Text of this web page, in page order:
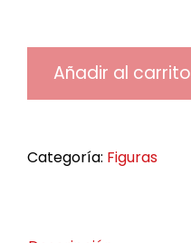
Añadir al carrito
Categoría: Figuras